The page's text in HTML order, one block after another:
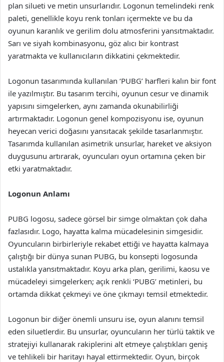
plan silueti ve metin unsurlarıdır. Logonun temelindeki renk
paleti, genellikle koyu renk tonları içermekte ve bu da
oyunun karanlık ve gerilim dolu atmosferini yansıtmaktadır.
Sarı ve siyah kombinasyonu, göz alıcı bir kontrast
yaratmakta ve kullanıcıların dikkatini çekmektedir.
Logonun tasarımında kullanılan ‘PUBG’ harfleri kalın bir font
ile yazılmıştır. Bu tasarım tercihi, oyunun cesur ve dinamik
yapısını simgelerken, aynı zamanda okunabilirliği
artırmaktadır. Logonun genel kompozisyonu ise, oyunun
heyecan verici doğasını yansıtacak şekilde tasarlanmıştır.
Tasarımda kullanılan asimetrik unsurlar, hareket ve aksiyon
duygusunu artırarak, oyuncuları oyun ortamına çeken bir
etki yaratmaktadır.
Logonun Anlamı
PUBG logosu, sadece görsel bir simge olmaktan çok daha
fazlasıdır. Logo, hayatta kalma mücadelesinin simgesidir.
Oyuncuların birbirleriyle rekabet ettiği ve hayatta kalmaya
çalıştığı bir dünya sunan PUBG, bu konsepti logosunda
ustalıkla yansıtmaktadır. Koyu arka plan, gerilimi, kaosu ve
mücadeleyi simgelerken; açık renkli ‘PUBG’ metinleri, bu
ortamda dikkat çekmeyi ve öne çıkmayı temsil etmektedir.
Logonun bir diğer önemli unsuru ise, oyun alanını temsil
eden siluetlerdir. Bu unsurlar, oyuncuların her türlü taktik ve
stratejiyi kullanarak rakiplerini alt etmeye çalıştıkları geniş
ve tehlikeli bir haritayı hayal ettirmektedir. Oyun, birçok